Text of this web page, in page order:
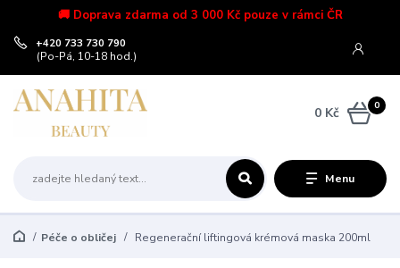
🚚 Doprava zdarma od 3 000 Kč pouze v rámci ČR
Menu
+420 733 730 790
(Po-Pá, 10-18 hod.)
0
0 Kč
Péče o obličej Regenerační liftingová krémová maska 200ml